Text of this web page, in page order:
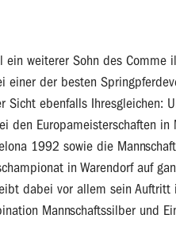
weiterer Sohn des
einer der besten
Sicht ebenfalls Ihresgleichen:
den Europameisterschaften
1992 sowie die
in Warendorf auf
dabei vor allem sein
Mannschaftssilber und